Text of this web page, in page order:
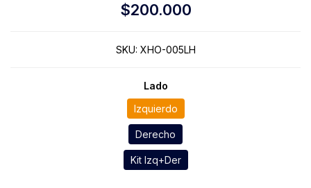
$200.000
SKU: XHO-005LH
Lado
Izquierdo
Derecho
Kit Izq+Der